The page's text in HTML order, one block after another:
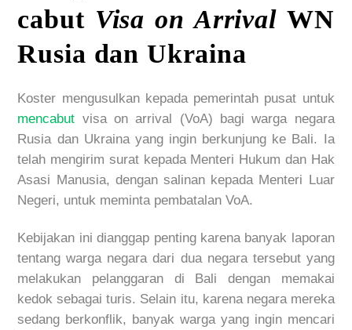
cabut Visa on Arrival WN
Rusia dan Ukraina
Koster mengusulkan kepada pemerintah pusat untuk
mencabut visa on arrival (VoA) bagi warga negara
Rusia dan Ukraina yang ingin berkunjung ke Bali. Ia
telah mengirim surat kepada Menteri Hukum dan Hak
Asasi Manusia, dengan salinan kepada Menteri Luar
Negeri, untuk meminta pembatalan VoA.
Kebijakan ini dianggap penting karena banyak laporan
tentang warga negara dari dua negara tersebut yang
melakukan pelanggaran di Bali dengan memakai
kedok sebagai turis. Selain itu, karena negara mereka
sedang berkonflik, banyak warga yang ingin mencari